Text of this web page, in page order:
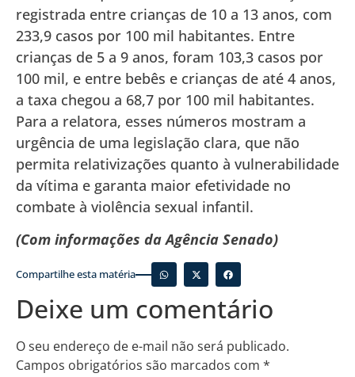
registrada entre crianças de 10 a 13 anos, com
233,9 casos por 100 mil habitantes. Entre
crianças de 5 a 9 anos, foram 103,3 casos por
100 mil, e entre bebês e crianças de até 4 anos,
a taxa chegou a 68,7 por 100 mil habitantes.
Para a relatora, esses números mostram a
urgência de uma legislação clara, que não
permita relativizações quanto à vulnerabilidade
da vítima e garanta maior efetividade no
combate à violência sexual infantil.
(Com informações da Agência Senado)
Compartilhe esta matéria
Deixe um comentário
O seu endereço de e-mail não será publicado.
Campos obrigatórios são marcados com *